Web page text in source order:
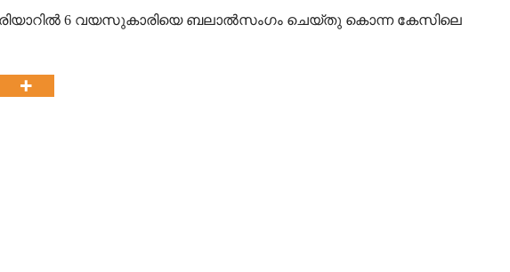
6 വയസുകാരിയെ ബലാല്‍സംഗം ചെയ്തു കൊന്ന കേസിലെ